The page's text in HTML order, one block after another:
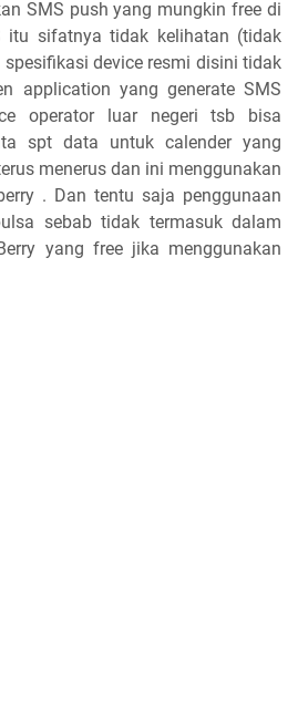
SMS push yang mungkin free di
itu sifatnya tidak kelihatan (tidak
device resmi disini tidak
application yang generate SMS
operator luar negeri tsb bisa
spt data untuk calender yang
menerus dan ini menggunakan
. Dan tentu saja penggunaan
sebab tidak termasuk dalam
yang free jika menggunakan